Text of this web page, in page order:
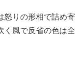
怒りの形相で詰め寄
く風で反省の色は全